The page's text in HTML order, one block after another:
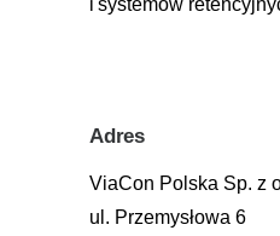
i systemów
Adres
ViaCon Polska Sp. z
ul. Przemysłowa 6